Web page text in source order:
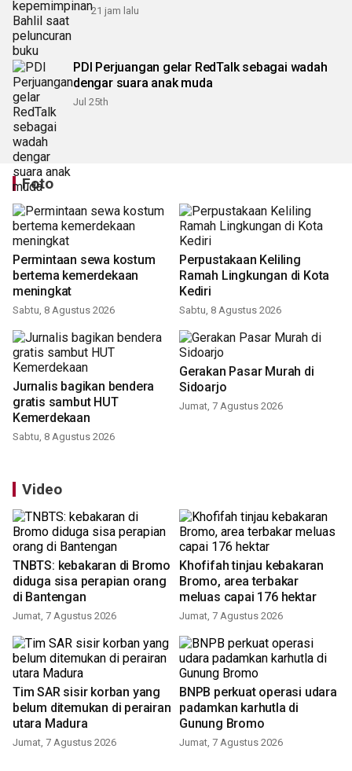
21 jam lalu
PDI Perjuangan gelar RedTalk sebagai wadah
dengar suara anak muda
Jul 25th
Foto
Permintaan sewa kostum
bertema kemerdekaan
meningkat
Sabtu, 8 Agustus 2026
Perpustakaan Keliling
Ramah Lingkungan di Kota
Kediri
Sabtu, 8 Agustus 2026
Jurnalis bagikan bendera
gratis sambut HUT
Kemerdekaan
Sabtu, 8 Agustus 2026
Gerakan Pasar Murah di
Sidoarjo
Jumat, 7 Agustus 2026
Video
TNBTS: kebakaran di Bromo
diduga sisa perapian orang
di Bantengan
Jumat, 7 Agustus 2026
Khofifah tinjau kebakaran
Bromo, area terbakar
meluas capai 176 hektar
Jumat, 7 Agustus 2026
Tim SAR sisir korban yang
belum ditemukan di perairan
utara Madura
Jumat, 7 Agustus 2026
BNPB perkuat operasi udara
padamkan karhutla di
Gunung Bromo
Jumat, 7 Agustus 2026